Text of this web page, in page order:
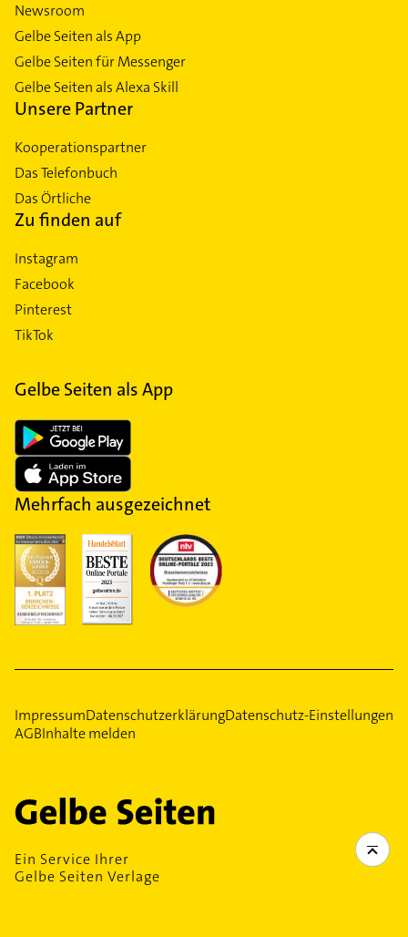
Newsroom
Gelbe Seiten als App
Gelbe Seiten für Messenger
Gelbe Seiten als Alexa Skill
Unsere Partner
Kooperationspartner
Das Telefonbuch
Das Örtliche
Zu finden auf
Instagram
Facebook
Pinterest
TikTok
Gelbe Seiten als App
Mehrfach ausgezeichnet
ImpressumDatenschutzerklärungDatenschutz-Einstellungen
AGBInhalte melden
Ein Service Ihrer
Gelbe Seiten Verlage